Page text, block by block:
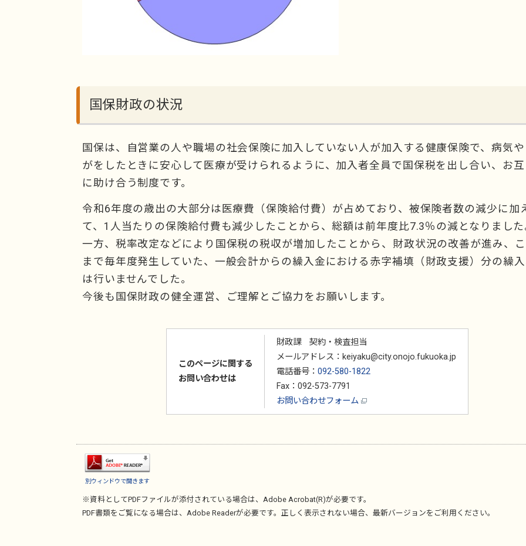
国保財政の状況
国保は、自営業の人や職場の社会保険に加入していない人が加入する健康保険で、病気
がをしたときに安心して医療が受けられるように、加入者全員で国保税を出し合い、お
に助け合う制度です。
令和6年度の歳出の大部分は医療費（保険給付費）が占めており、被保険者数の減少に加
て、1人当たりの保険給付費も減少したことから、総額は前年度比7.3％の減となりまし
一方、税率改定などにより国保税の税収が増加したことから、財政状況の改善が進み、
まで毎年度発生していた、一般会計からの繰入金における赤字補填（財政支援）分の繰
は行いませんでした。
今後も国保財政の健全運営、ご理解とご協力をお願いします。
このページに関する
お問い合わせは
財政課 契約・検査担当
メールアドレス：keiyaku@city.onojo.fukuoka.jp
電話番号： 092-580-1822
Fax：092-573-7791
お問い合わせフォーム
別ウィンドウで開きます
※資料としてPDFファイルが添付されている場合は、 Adobe Acrobat(R)が必要です。
PDF書類をご覧になる場合は、 Adobe Readerが必要です。正しく表示されない場合、最新バージョンをご利用ください。